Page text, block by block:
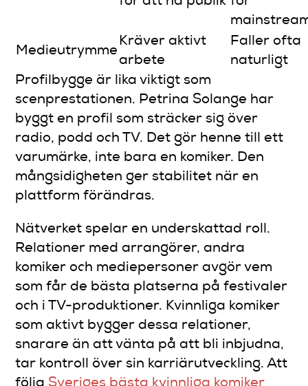
Medieutrymme
Kräver aktivt
arbete
Faller ofta
naturligt
Profilbygge är lika viktigt som
scenprestationen. Petrina Solange har
byggt en profil som sträcker sig över
radio, podd och TV. Det gör henne till ett
varumärke, inte bara en komiker. Den
mångsidigheten ger stabilitet när en
plattform förändras.
Nätverket spelar en underskattad roll.
Relationer med arrangörer, andra
komiker och mediepersoner avgör vem
som får de bästa platserna på festivaler
och i TV-produktioner. Kvinnliga komiker
som aktivt bygger dessa relationer,
snarare än att vänta på att bli inbjudna,
tar kontroll över sin karriärutveckling. Att